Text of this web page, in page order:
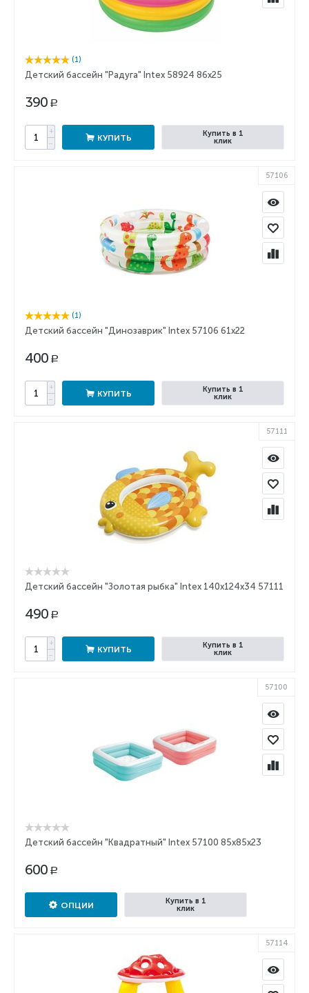
(1)
Детский бассейн "Радуга" Intex 58924 86x25
390 Р
+
−
КУПИТЬ
Купить в 1
клик
57106
(1)
Детский бассейн "Динозаврик" Intex 57106 61x22
400 Р
+
−
КУПИТЬ
Купить в 1
клик
57111
Детский бассейн "Золотая рыбка" Intex 140x124x34 57111
490 Р
+
−
КУПИТЬ
Купить в 1
клик
57100
Детский бассейн "Квадратный" Intex 57100 85х85х23
600 Р
ОПЦИИ
Купить в 1
клик
57114